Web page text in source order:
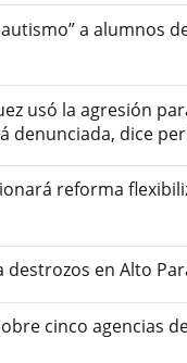
a alumnos
usó la agresión
denunciada, dice
reforma
destrozos en Alto
cinco agencias